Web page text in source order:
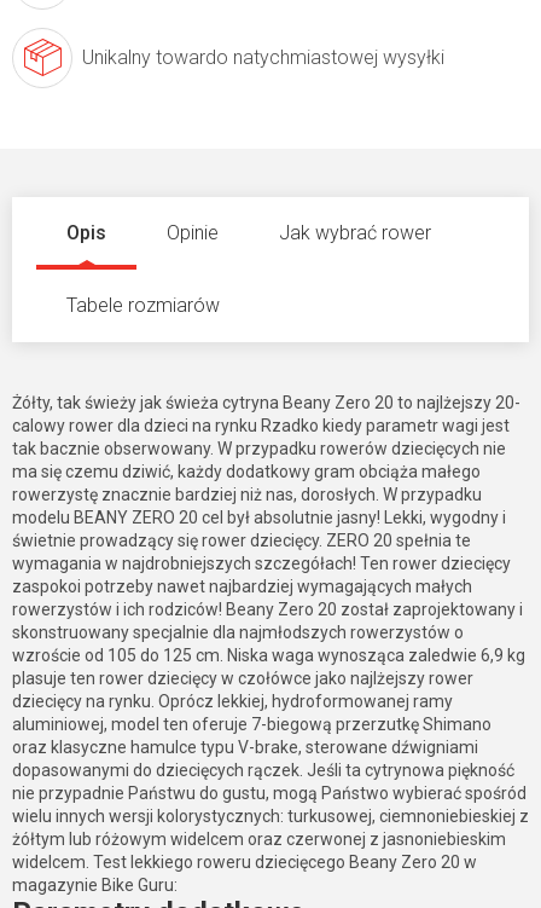
Unikalny towardo natychmiastowej wysyłki
Opis Opinie Jak wybrać rower
Tabele rozmiarów
Żółty, tak świeży jak świeża cytryna Beany Zero 20 to najlżejszy 20-
calowy rower dla dzieci na rynku Rzadko kiedy parametr wagi jest
tak bacznie obserwowany. W przypadku rowerów dziecięcych nie
ma się czemu dziwić, każdy dodatkowy gram obciąża małego
rowerzystę znacznie bardziej niż nas, dorosłych. W przypadku
modelu BEANY ZERO 20 cel był absolutnie jasny! Lekki, wygodny i
świetnie prowadzący się rower dziecięcy. ZERO 20 spełnia te
wymagania w najdrobniejszych szczegółach! Ten rower dziecięcy
zaspokoi potrzeby nawet najbardziej wymagających małych
rowerzystów i ich rodziców! Beany Zero 20 został zaprojektowany i
skonstruowany specjalnie dla najmłodszych rowerzystów o
wzroście od 105 do 125 cm. Niska waga wynosząca zaledwie 6,9 kg
plasuje ten rower dziecięcy w czołówce jako najlżejszy rower
dziecięcy na rynku. Oprócz lekkiej, hydroformowanej ramy
aluminiowej, model ten oferuje 7-biegową przerzutkę Shimano
oraz klasyczne hamulce typu V-brake, sterowane dźwigniami
dopasowanymi do dziecięcych rączek. Jeśli ta cytrynowa piękność
nie przypadnie Państwu do gustu, mogą Państwo wybierać spośród
wielu innych wersji kolorystycznych: turkusowej, ciemnoniebieskiej z
żółtym lub różowym widelcem oraz czerwonej z jasnoniebieskim
widelcem. Test lekkiego roweru dziecięcego Beany Zero 20 w
magazynie Bike Guru: